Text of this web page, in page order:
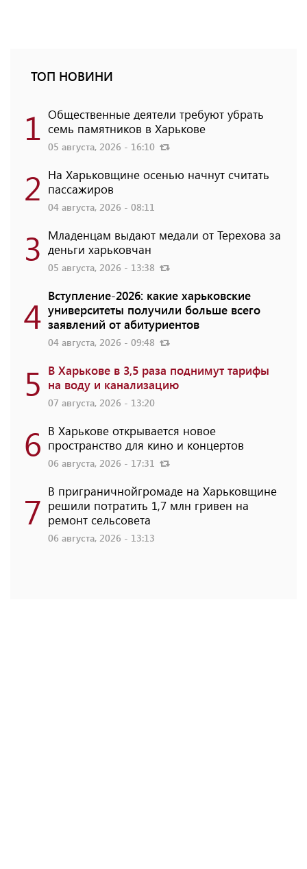
ТОП НОВИНИ
1 Общественные деятели требуют убрать
семь памятников в Харькове
05 августа, 2026 - 16:10
2 На Харьковщине осенью начнут считать
пассажиров
04 августа, 2026 - 08:11
3 Младенцам выдают медали от Терехова за
деньги харьковчан
05 августа, 2026 - 13:38
4 Вступление-2026: какие харьковские
университеты получили больше всего
заявлений от абитуриентов
04 августа, 2026 - 09:48
5 В Харькове в 3,5 раза поднимут тарифы
на воду и канализацию
07 августа, 2026 - 13:20
6 В Харькове открывается новое
пространство для кино и концертов
06 августа, 2026 - 17:31
7 В приграничнойгромаде на Харьковщине
решили потратить 1,7 млн ​​гривен на
ремонт сельсовета
06 августа, 2026 - 13:13